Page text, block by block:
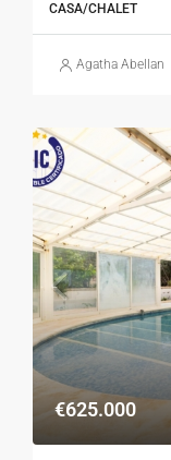
CASA/CHALET
Agatha Abellan
€625.000